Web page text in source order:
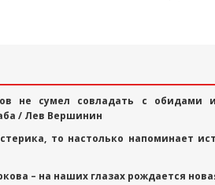
не сумел совладать с обидами
/ Лев Вершинин
то настолько напоминает
– на наших глазах рождается